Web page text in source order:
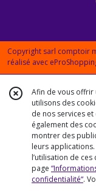
Copyright sarl comptoir
réalisé avec
Afin de vous offrir
utilisons des
de nos services
également des
montrer des
leurs applications.
l’utilisation de
page
confidentialité“.